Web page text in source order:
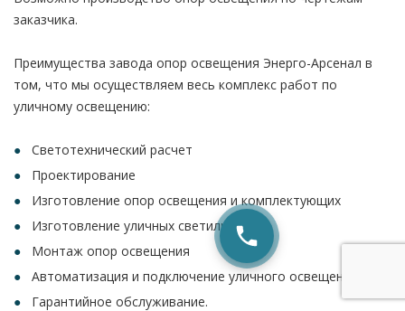
заказчика.
Преимущества завода опор освещения Энерго-Арсенал в
том, что мы осуществляем весь комплекс работ по
уличному освещению:
Светотехнический расчет
Проектирование
Изготовление опор освещения и комплектующих
Изготовление уличных светильников
Монтаж опор освещения
Автоматизация и подключение уличного освещения
Гарантийное обслуживание.